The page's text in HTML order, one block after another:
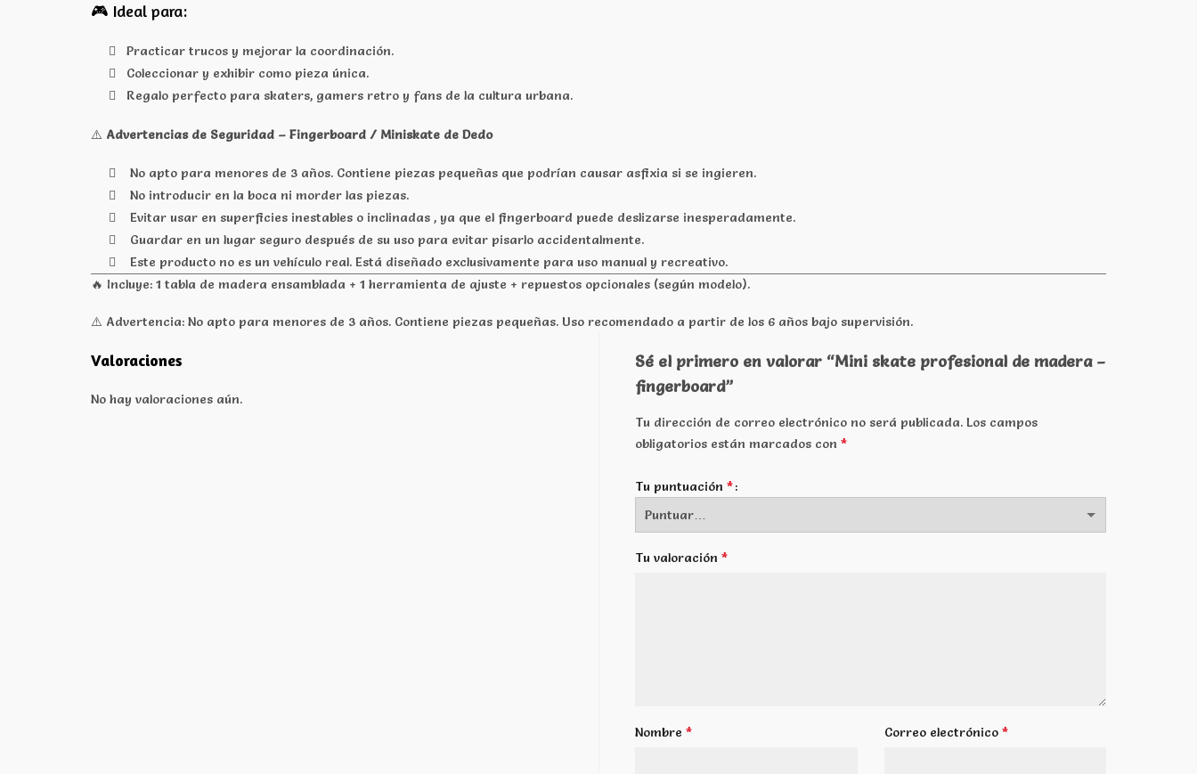
🎮 Ideal para:
Practicar trucos y mejorar la coordinación.
Coleccionar y exhibir como pieza única.
Regalo perfecto para skaters, gamers retro y fans de la cultura urbana.
⚠️ Advertencias de Seguridad – Fingerboard / Miniskate de Dedo
No apto para menores de 3 años. Contiene piezas pequeñas que podrían causar asfixia si se ingieren.
No introducir en la boca ni morder las piezas.
Evitar usar en superficies inestables o inclinadas , ya que el fingerboard puede deslizarse inesperadamente.
Guardar en un lugar seguro después de su uso para evitar pisarlo accidentalmente.
Este producto no es un vehículo real. Está diseñado exclusivamente para uso manual y recreativo.
🔥 Incluye: 1 tabla de madera ensamblada + 1 herramienta de ajuste + repuestos opcionales (según modelo).
⚠️ Advertencia: No apto para menores de 3 años. Contiene piezas pequeñas. Uso recomendado a partir de los 6 años bajo supervisión.
Valoraciones
No hay valoraciones aún.
Sé el primero en valorar “Mini skate profesional de madera –
fingerboard”
Tu dirección de correo electrónico no será publicada. Los campos
obligatorios están marcados con *
Tu puntuación *
Tu valoración *
Nombre * Correo electrónico *